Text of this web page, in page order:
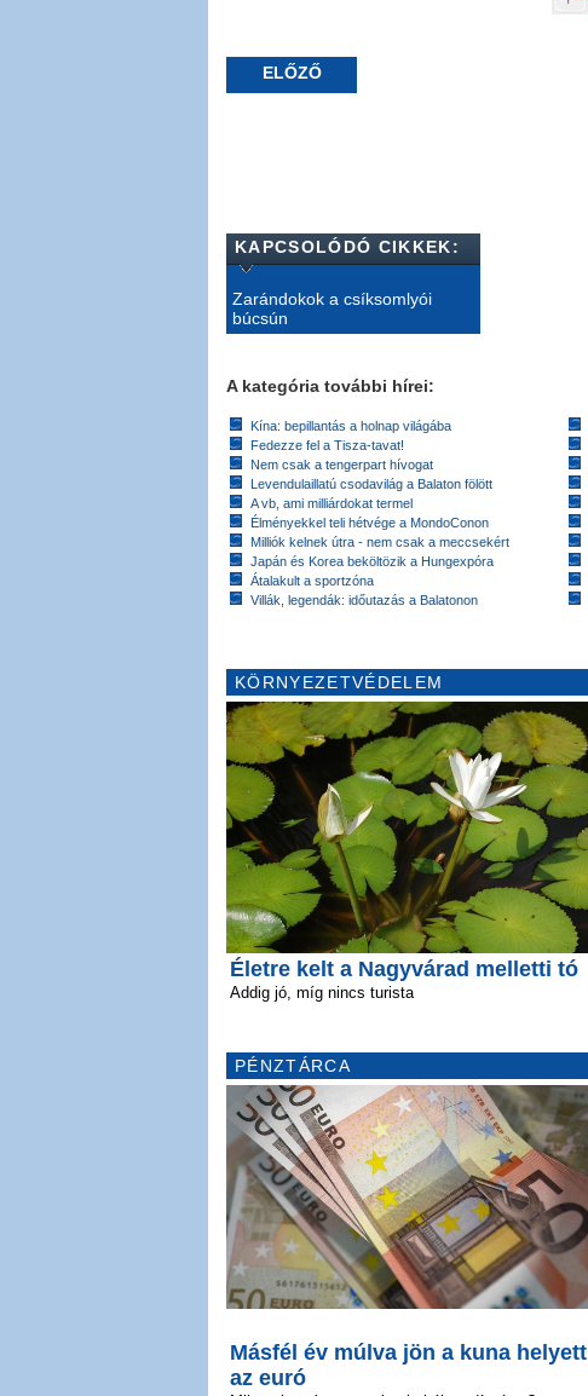
ELŐZŐ
KAPCSOLÓDÓ CIKKEK:
Zarándokok a csíksomlyói
búcsún
A kategória további hírei:
Kína: bepillantás a holnap világába
Fedezze fel a Tisza-tavat!
Nem csak a tengerpart hívogat
Levendulaillatú csodavilág a Balaton fölött
A vb, ami milliárdokat termel
Élményekkel teli hétvége a MondoConon
Milliók kelnek útra - nem csak a meccsekért
Japán és Korea beköltözik a Hungexpóra
Átalakult a sportzóna
Villák, legendák: időutazás a Balatonon
KÖRNYEZETVÉDELEM
Életre kelt a Nagyvárad melletti tó
Addig jó, míg nincs turista
PÉNZTÁRCA
Másfél év múlva jön a kuna helyett
az euró